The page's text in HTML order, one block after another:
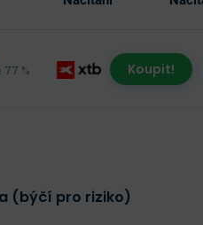
%
Koupit!
(býčí pro riziko)